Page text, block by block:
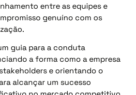
entre as equipes e
genuíno com os
guia para a conduta
a forma como a empresa
e orientando o
alcançar um sucesso